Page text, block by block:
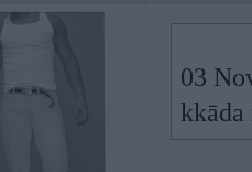
03
kkāda